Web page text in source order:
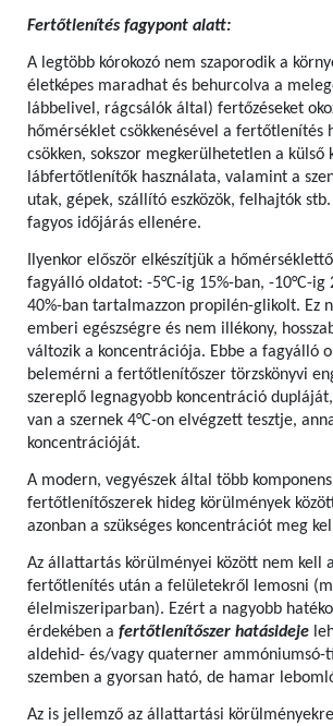
Fertőtlenítés fagypont alatt:
A legtöbb kórokozó nem szaporodik a
életképes maradhat és behurcolva a
lábbelivel, rágcsálók által) fertőzéseket
hőmérséklet csökkenésével a fertőtlenítés
csökken, sokszor megkerülhetetlen a külső
lábfertőtlenítők használata, valamint a
utak, gépek, szállító eszközök, felhajtók
fagyos időjárás ellenére.
Ilyenkor először elkészítjük a
fagyálló oldatot: -5°C-ig 15%-ban, -10°C-ig
40%-ban tartalmazzon propilén-glikolt. Ez
emberi egészségre és nem illékony,
változik a koncentrációja. Ebbe a fagyálló
belemérni a fertőtlenítőszer törzskönyvi
szereplő legnagyobb koncentráció
van a szernek 4°C-on elvégzett tesztje,
koncentrációját.
A modern, vegyészek által több
fertőtlenítőszerek hideg körülmények
azonban a szükséges koncentrációt meg
Az állattartás körülményei között nem kell
fertőtlenítés után a felületekről lemosni
élelmiszeriparban). Ezért a nagyobb
érdekében a fertőtlenítőszer hatásideje
aldehid- és/vagy quaterner ammóniumsó-
szemben a gyorsan ható, de hamar
Az is jellemző az állattartási